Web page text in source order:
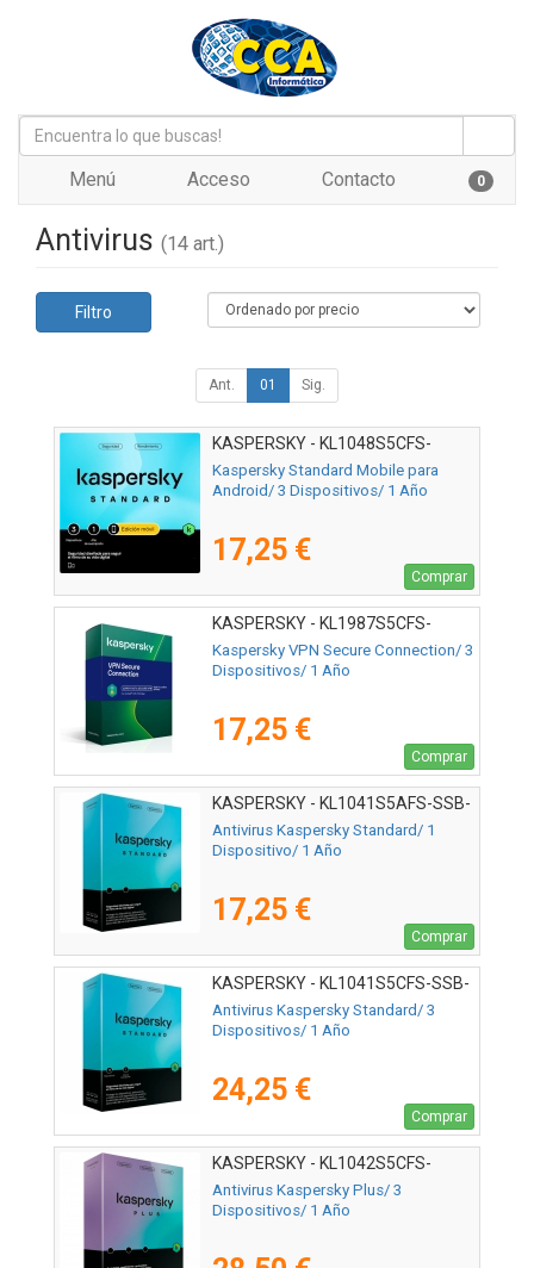
Menú Acceso Contacto 0
Antivirus (14 art.)
Filtro
Ant. 01 Sig.
KASPERSKY - KL1048S5CFS-
MSBES
Kaspersky Standard Mobile para
Android/ 3 Dispositivos/ 1 Año
17,25 €
Comprar
KASPERSKY - KL1987S5CFS-
MSBES
Kaspersky VPN Secure Connection/ 3
Dispositivos/ 1 Año
17,25 €
Comprar
KASPERSKY - KL1041S5AFS-SSB-
ES
Antivirus Kaspersky Standard/ 1
Dispositivo/ 1 Año
17,25 €
Comprar
KASPERSKY - KL1041S5CFS-SSB-
ES
Antivirus Kaspersky Standard/ 3
Dispositivos/ 1 Año
24,25 €
Comprar
KASPERSKY - KL1042S5CFS-
MSBES
Antivirus Kaspersky Plus/ 3
Dispositivos/ 1 Año